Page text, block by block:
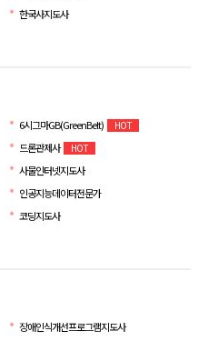
한국사지도사
6시그마GB(GreenBelt) HOT
드론관제사 HOT
사물인터넷지도사
인공지능데이터전문가
코딩지도사
장애인식개선프로그램지도사